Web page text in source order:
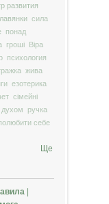
развития
сила
понад
гроші Віра
психология
жива
езотерика
сімейні
духом
ручка
себе
Ще